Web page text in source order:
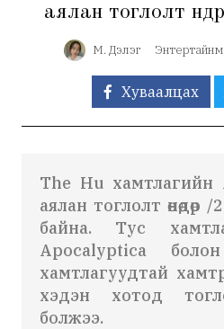
аялан тоглолт
М. Дэлэг
Хуваалцах
The Hu
аялан тоглолт
байна. Тус
Apocalyptica
хамтлагуудтай
хэдэн хотод
болжээ.